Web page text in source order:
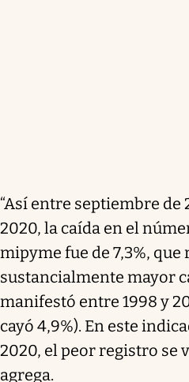
“Así entre septiembre de
2020, la caída en el
mipyme fue de 7,3%, que
sustancialmente mayor
manifestó entre 1998 y
cayó 4,9%). En este
2020, el peor registro se
agrega.